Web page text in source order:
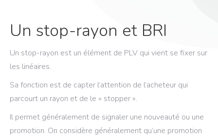
Un stop-rayon et BRI
Un stop-rayon est un élément de PLV qui vient se fixer sur
les linéaires.
Sa fonction est de capter l’attention de l’acheteur qui
parcourt un rayon et de le « stopper ».
Il permet généralement de signaler une nouveauté ou une
promotion. On considère généralement qu’une promotion